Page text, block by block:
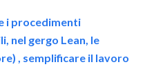
i procedimenti
nel gergo Lean, le
, semplificare il lavoro